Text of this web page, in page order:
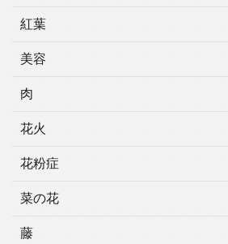
紅葉
美容
肉
花火
花粉症
菜の花
藤